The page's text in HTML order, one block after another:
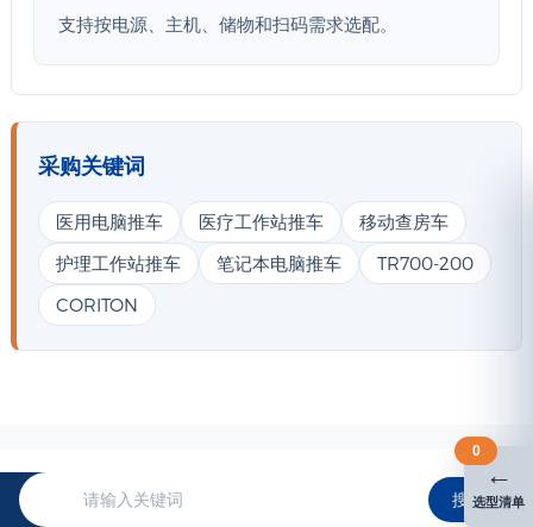
支持按电源、主机、储物和扫码需求选配。
采购关键词
医用电脑推车 医疗工作站推车
移动查房车
护理工作站推车
笔记本电脑推车
TR700-200
CORITON
搜索
←
选型清单
0